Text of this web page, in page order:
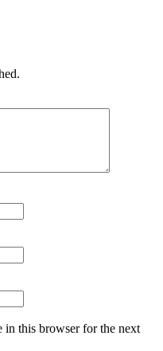
in this browser for the next